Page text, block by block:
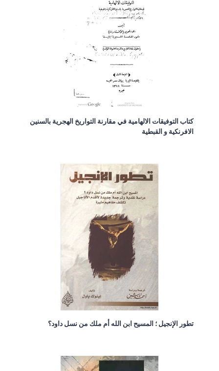
كتاب التوفيقات الالهامية في مقارنة التواريخ الهجرية بالسنين
الافرنكية و القبطية
تطور الإنجيل ؛ المسيح ابن الله أم ملك من نسل داود؟